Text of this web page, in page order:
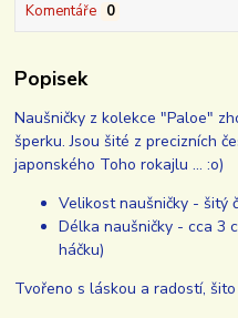
Komentáře 0
Popisek
Naušničky z kolekce "Paloe"
šperku. Jsou šité z precizních
japonského Toho rokajlu ... :o)
Velikost naušničky - šitý
Délka naušničky - cca 3
háčku)
Tvořeno s láskou a radostí, šito